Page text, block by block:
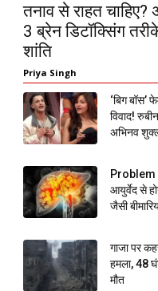
तनाव से राहत
3 ब्रेन डिटॉक्सिंग
शांति
Priya Singh
‘बिग बॉस’
विवाद!
अभिनव
Problem
आयुर्वेद से
जैसी
गाजा पर
हमला, 48
मौत